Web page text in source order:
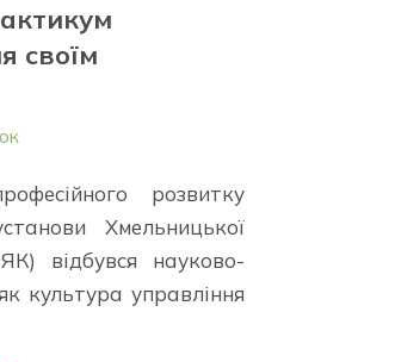
своїм
розвитку
Хмельницької
відбувся науково-
культура управління